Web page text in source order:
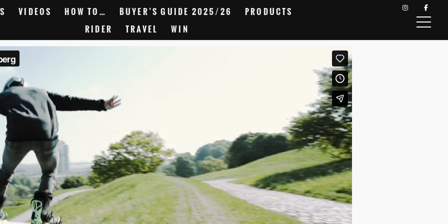
VIDEOS HOW TO… BUYER’S GUIDE 2025/26
PRODUCTS
RIDER
TRAVEL WIN